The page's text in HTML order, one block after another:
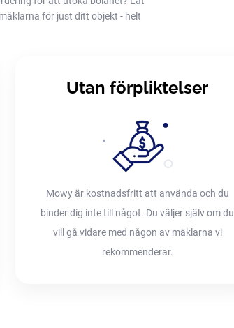
för just ditt objekt - helt
Utan förpliktelser
Mowy är kostnadsfritt att använda och du
binder dig inte till något. Du väljer själv om du
vill gå vidare med någon av mäklarna vi
rekommenderar.